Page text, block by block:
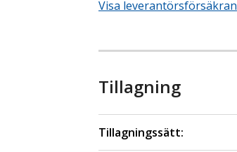
Visa leverantörsförsäkran
Tillagning
Tillagningssätt: